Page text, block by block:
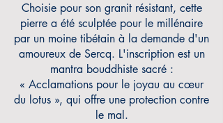
Choisie pour son granit résistant, cette
pierre a été sculptée pour le millénaire
par un moine tibétain à la demande d'un
amoureux de Sercq. L'inscription est un
mantra bouddhiste sacré :
« Acclamations pour le joyau au cœur
du lotus », qui offre une protection contre
le mal.